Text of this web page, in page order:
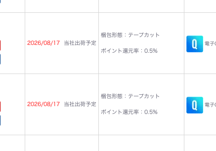
2026/08/17
当社出荷予定
梱包形態：テープカット
ポイント還元率：0.5%
電子
2026/08/17
当社出荷予定
梱包形態：テープカット
ポイント還元率：0.5%
電子